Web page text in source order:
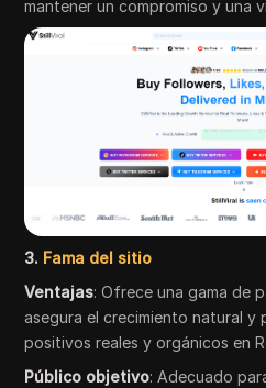
mantener un compromiso y una
3. Fama del sitio
Ventajas: Ofrece una gama de
asegura el crecimiento natural
positivos reales y orgánicos en
Público objetivo: Adecuado